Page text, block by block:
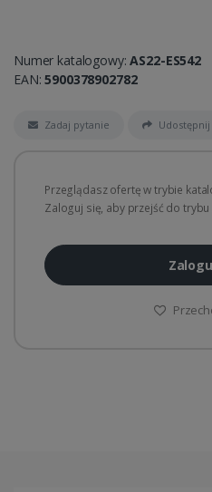
Numer katalogowy:AS22-ES542
EAN:5900378902782
Zadaj pytanie Udostępnij
Przeglądasz ofertę w trybie
Zaloguj się, aby przejść do